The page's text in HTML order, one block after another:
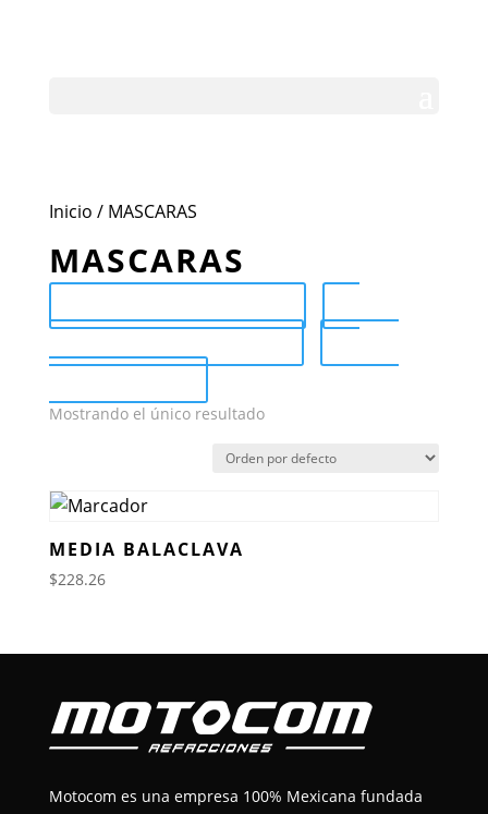
Inicio / MASCARAS
MASCARAS
Mostrando el único resultado
MEDIA BALACLAVA
$228.26
Motocom es una empresa 100% Mexicana fundada